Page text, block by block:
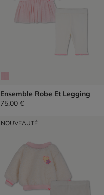
Ensemble Robe Et Legging
75,00 €
NOUVEAUTÉ